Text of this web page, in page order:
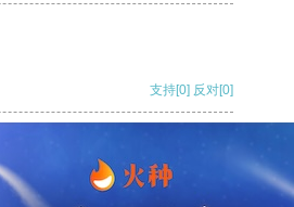
支持[0] 反对[0]